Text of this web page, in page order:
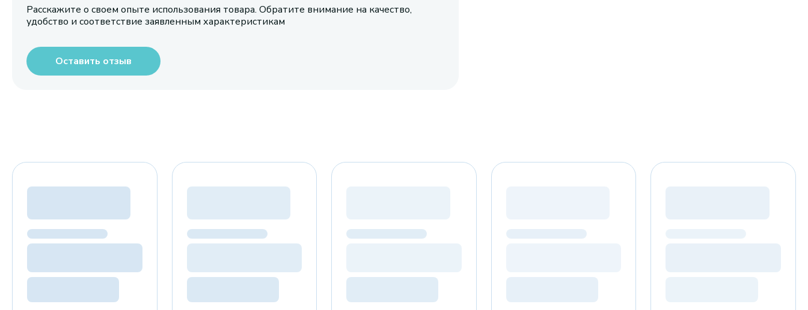
Расскажите о своем опыте использования товара. Обратите внимание на качество,
удобство и соответствие заявленным характеристикам
Оставить отзыв